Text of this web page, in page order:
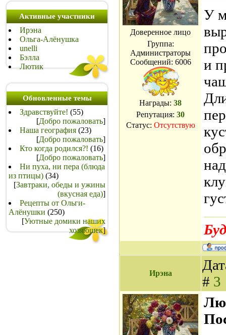
Активные участники
Ирэна
Ольга-Алёнушка
unelli
Бэлла
Лютик
Обновленные темы
Здравствуйте! (55)
[Добро пожаловать]
Наша география (23)
[Добро пожаловать]
Кто когда родился?! (16)
[Добро пожаловать]
Ни пуха, ни пера (блюда
из птицы) (34)
[Завтраки, обеды и ужины
(вкусная еда)]
Рецепты от Ольги-
Алёнушки (250)
[Уютные домики наших
хозяюшек]
Доверенное лицо
Группа:
Администраторы
Сообщений: 6006
Награды: 38
Репутация: 30
Статус: Отсутствую
У
и
Ирэна
# 3